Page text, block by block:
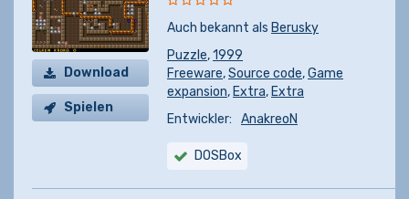
Download
Spielen
Auch bekannt als Berusky
Puzzle,1999
Freeware,Source code,Game
expansion, Extra, Extra
Entwickler:
AnakreoN
DOSBox